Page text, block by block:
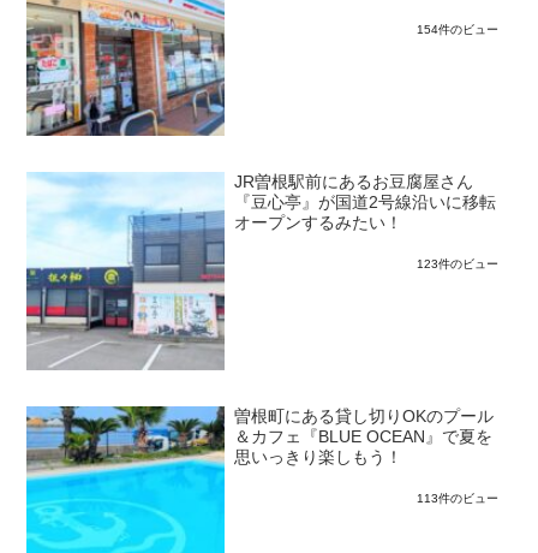
154件のビュー
JR曽根駅前にあるお豆腐屋さん
『豆心亭』が国道2号線沿いに移転
オープンするみたい！
123件のビュー
曽根町にある貸し切りOKのプール
＆カフェ『BLUE OCEAN』で夏を
思いっきり楽しもう！
113件のビュー